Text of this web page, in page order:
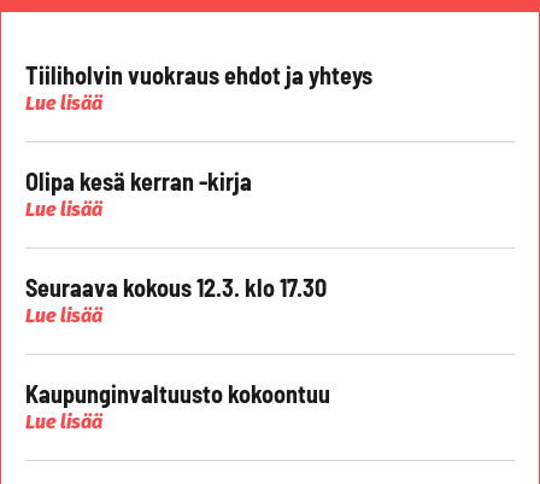
Tiiliholvin vuokraus ehdot ja yhteys
Lue lisää
Olipa kesä kerran -kirja
Lue lisää
Seuraava kokous 12.3. klo 17.30
Lue lisää
Kaupunginvaltuusto kokoontuu
Lue lisää